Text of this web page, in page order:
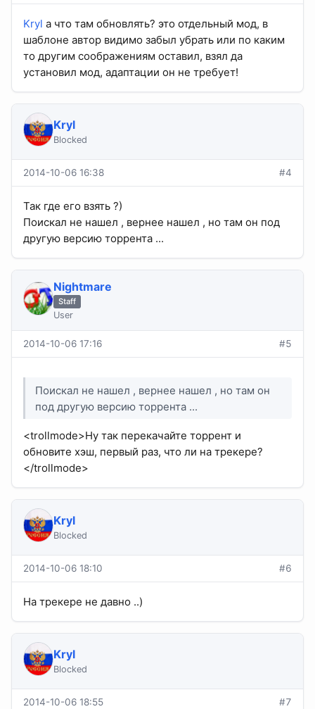
Kryl а что там обновлять? это отдельный мод, в
шаблоне автор видимо забыл убрать или по каким
то другим соображениям оставил, взял да
установил мод, адаптации он не требует!
Kryl
Blocked
2014-10-06 16:38 #4
Так где его взять ?)
Поискал не нашел , вернее нашел , но там он под
другую версию торрента ...
Nightmare
Staff
User
2014-10-06 17:16 #5
Поискал не нашел , вернее нашел , но там он
под другую версию торрента ...
<trollmode>Ну так перекачайте торрент и
обновите хэш, первый раз, что ли на трекере?
</trollmode>
Kryl
Blocked
2014-10-06 18:10 #6
На трекере не давно ..)
Kryl
Blocked
2014-10-06 18:55 #7